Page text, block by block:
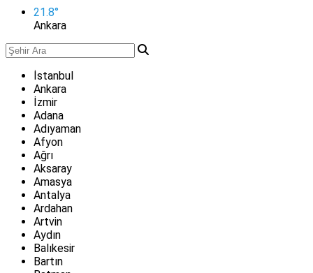
21.8°
Ankara
İstanbul
Ankara
İzmir
Adana
Adıyaman
Afyon
Ağrı
Aksaray
Amasya
Antalya
Ardahan
Artvin
Aydın
Balıkesir
Bartın